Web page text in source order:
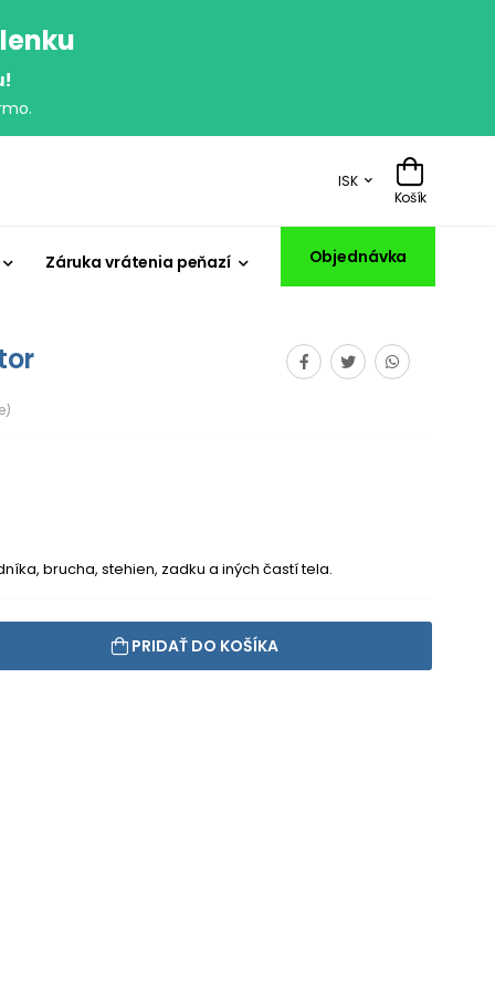
ISK
Košík
Záruka vrátenia peňazí Objednávka
brucha, stehien, zadku a iných častí tela.
PRIDAŤ DO KOŠÍKA